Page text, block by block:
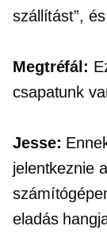
szállítást”,
Megtréfál:
csapatunk
Jesse:
jelentkeznie
eladás